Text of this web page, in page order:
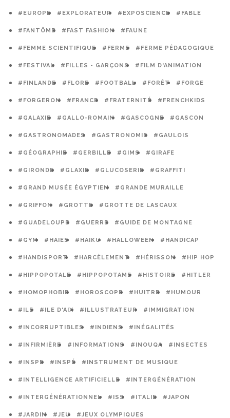
#EUROPE #EXPLORATEUR #EXPOSCIENCE #FABLE
#FANTÔME #FAST FASHION #FAUNE
#FEMME SCIENTIFIQUE #FERME #FERME PÉDAGOGIQUE
#FESTIVAL #FILLES - GARÇONS #FILM D'ANIMATION
#FINLANDE #FLORE #FOOTBALL #FORÊT #FORGE
#FORGERON #FRANCE #FRATERNITÉ #FRENCHKIDS
#GALAXIE #GALLO-ROMAIN #GASCOGNE #GASCON
#GASTRONOMADES #GASTRONOMIE #GAULOIS
#GÉOGRAPHIE #GERBILLE #GIMS #GIRAFE
#GIRONDE #GLAXIE #GLUCOSERIE #GRAFFITI
#GRAND MUSÉE ÉGYPTIEN #GRANDE MURAILLE
#GRIFFON #GROTTE #GROTTE DE LASCAUX
#GUADELOUPE #GUERRE #GUIDE DE MONTAGNE
#GYM #HAIES #HAIKU #HALLOWEEN #HANDICAP
#HANDISPORT #HARCÈLEMENT #HÉRISSON #HIP HOP
#HIPPOPOTALE #HIPPOPOTAME #HISTOIRE #HITLER
#HOMOPHOBIE #HOROSCOPE #HUITRE #HUMOUR
#ILE #ILE D'AIX #ILLUSTRATEUR #IMMIGRATION
#INCORRUPTIBLES #INDIENS #INÉGALITÉS
#INFIRMIÈRE #INFORMATIONS #INOUQA #INSECTES
#INSPE #INSPÉ #INSTRUMENT DE MUSIQUE
#INTELLIGENCE ARTIFICIELLE #INTERGÉNÉRATION
#INTERGÉNÉRATIONNEL #ISS #ITALIE #JAPON
#JARDIN #JEU #JEUX OLYMPIQUES